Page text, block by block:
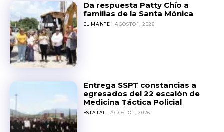
Da respuesta Patty Chío a
familias de la Santa Mónica
EL MANTE AGOSTO 1, 2026
Entrega SSPT constancias a
egresados del 22 escalón de
Medicina Táctica Policial
ESTATAL AGOSTO 1, 2026